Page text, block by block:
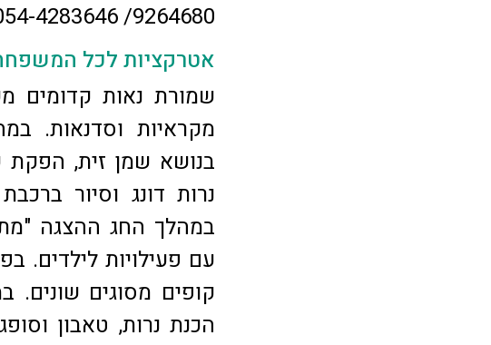
9264680/ 054-4283646
אטרקציות לכל
שמורת נאות קדומים
מקראיות וסדנאות.
בנושא שמן זית, הפקת
נרות דונג וסיור
במהלך החג ההצגה
עם פעילויות לילדים.
קופים מסוגים שונים.
הכנת נרות, טאבון